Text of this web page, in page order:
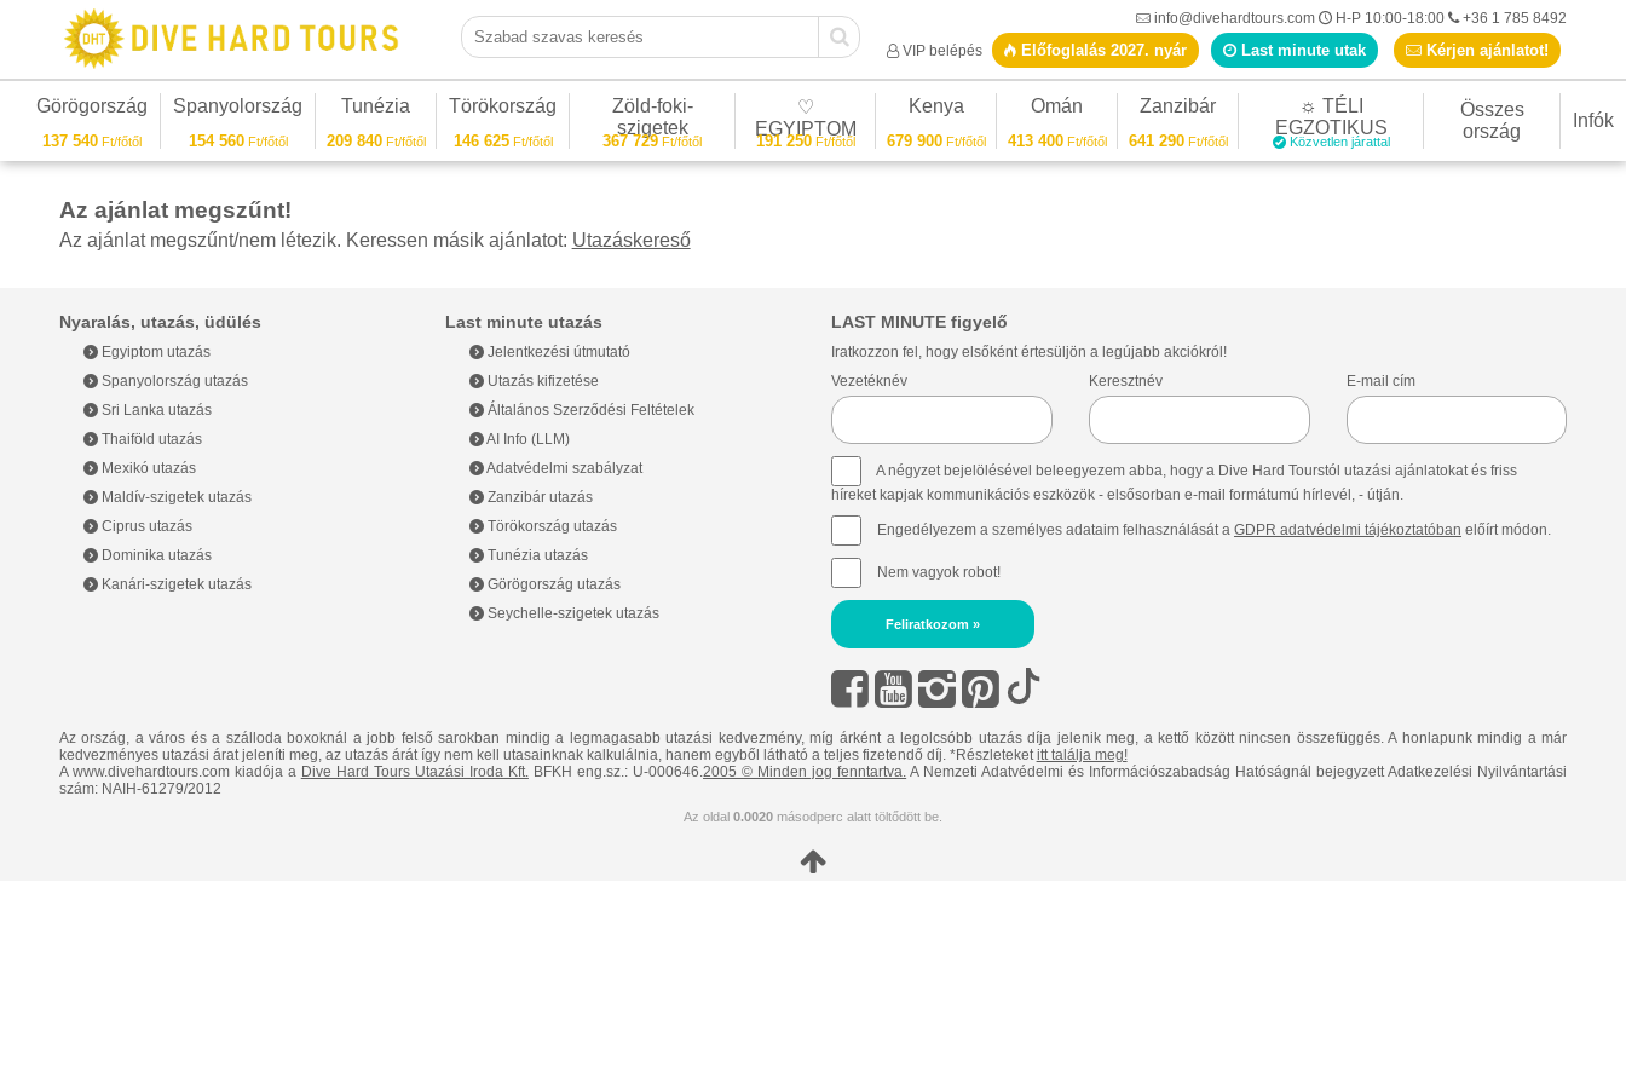
Szabad szavas keresés
info@divehardtours.com H-P 10:00-18:00
+36 1 785 8492
VIP belépés
Előfoglalás 2027. nyár Last minute utak Kérjen ajánlatot!
Görögország
137 540 Ft/főtől
Spanyolország
154 560Ft/főtől
Tunézia
209 840Ft/főtől
Törökország
146 625Ft/főtől
Zöld-foki-
szigetek
367 729 Ft/főtől
♡
EGYIPTOM
191 250Ft/főtől
Kenya
679 900Ft/főtől
Omán
413 400Ft/főtől
Zanzibár
641 290Ft/főtől
☼ TÉLI
EGZOTIKUS
Közvetlen járattal
Összes
ország
Infók
Az ajánlat megszűnt!
Az ajánlat megszűnt/nem létezik. Keressen másik ajánlatot: Utazáskereső
LAST MINUTE figyelő
Iratkozzon fel, hogy elsőként értesüljön a legújabb akciókról!
Vezetéknév
Keresztnév E-mail cím
A négyzet bejelölésével beleegyezem abba, hogy a Dive Hard Tourstól utazási ajánlatokat és friss
híreket kapjak kommunikációs eszközök - elsősorban e-mail formátumú hírlevél, - útján.
Engedélyezem a személyes adataim felhasználását a GDPR adatvédelmi tájékoztatóban előírt módon.
Nem vagyok robot!
Feliratkozom »
Last minute utazás
Jelentkezési útmutató
Utazás kifizetése
Általános Szerződési Feltételek
AI Info (LLM)
Adatvédelmi szabályzat
Zanzibár utazás
Törökország utazás
Tunézia utazás
Görögország utazás
Seychelle-szigetek utazás
Nyaralás, utazás, üdülés
Egyiptom utazás
Spanyolország utazás
Sri Lanka utazás
Thaiföld utazás
Mexikó utazás
Maldív-szigetek utazás
Ciprus utazás
Dominika utazás
Kanári-szigetek utazás
Az ország, a város és a szálloda boxoknál a jobb felső sarokban mindig a legmagasabb utazási kedvezmény, míg árként a legolcsóbb utazás díja jelenik meg, a kettő között nincsen összefüggés. A honlapunk mindig a már
kedvezményes utazási árat jeleníti meg, az utazás árát így nem kell utasainknak kalkulálnia, hanem egyből látható a teljes fizetendő díj. *Részleteketitt találja meg!
A www.divehardtours.com kiadója a Dive Hard Tours Utazási Iroda Kft.BFKH eng.sz.: U-000646.2005 © Minden jog fenntartva. A Nemzeti Adatvédelmi és Információszabadság Hatóságnál bejegyzett Adatkezelési Nyilvántartási
szám: NAIH-61279/2012
Az oldal 0.0020másodperc alatt töltődött be.